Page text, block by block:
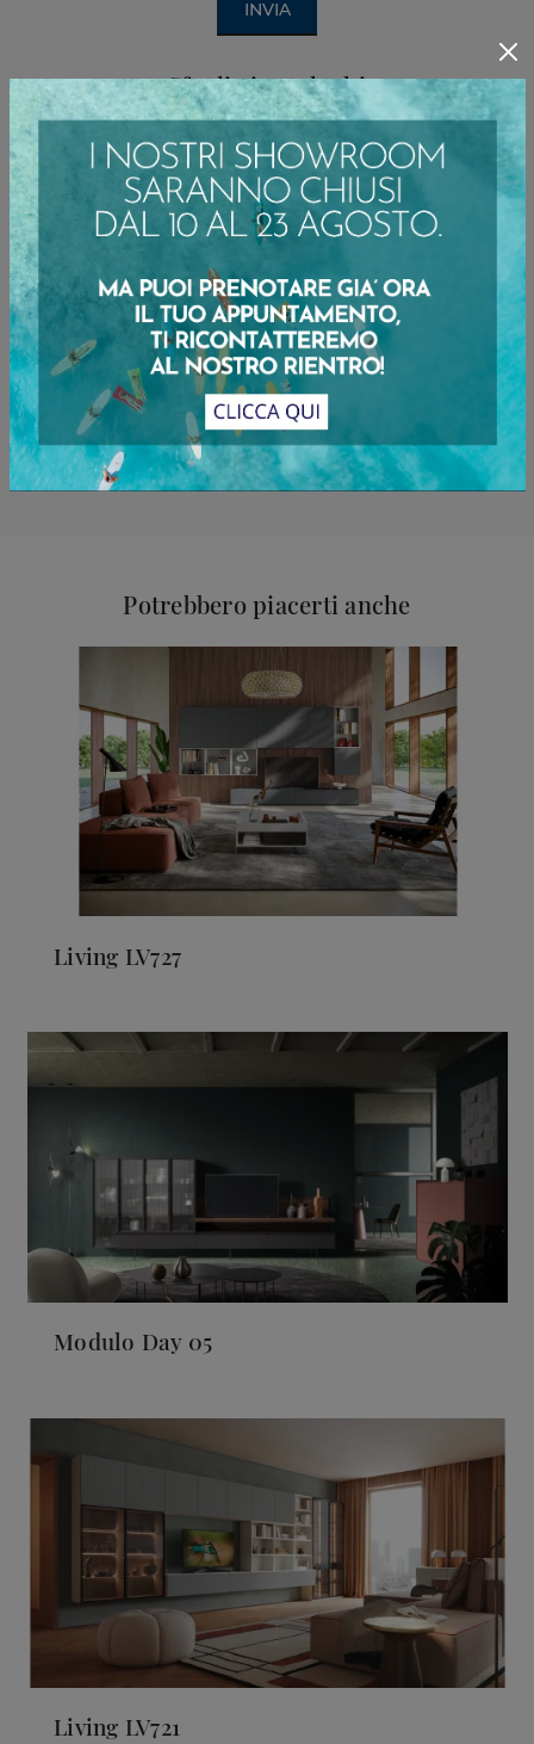
Sfoglia i cataloghi
INVIA
Potrebbero piacerti anche
Living LV727
Modulo Day 05
Living LV721